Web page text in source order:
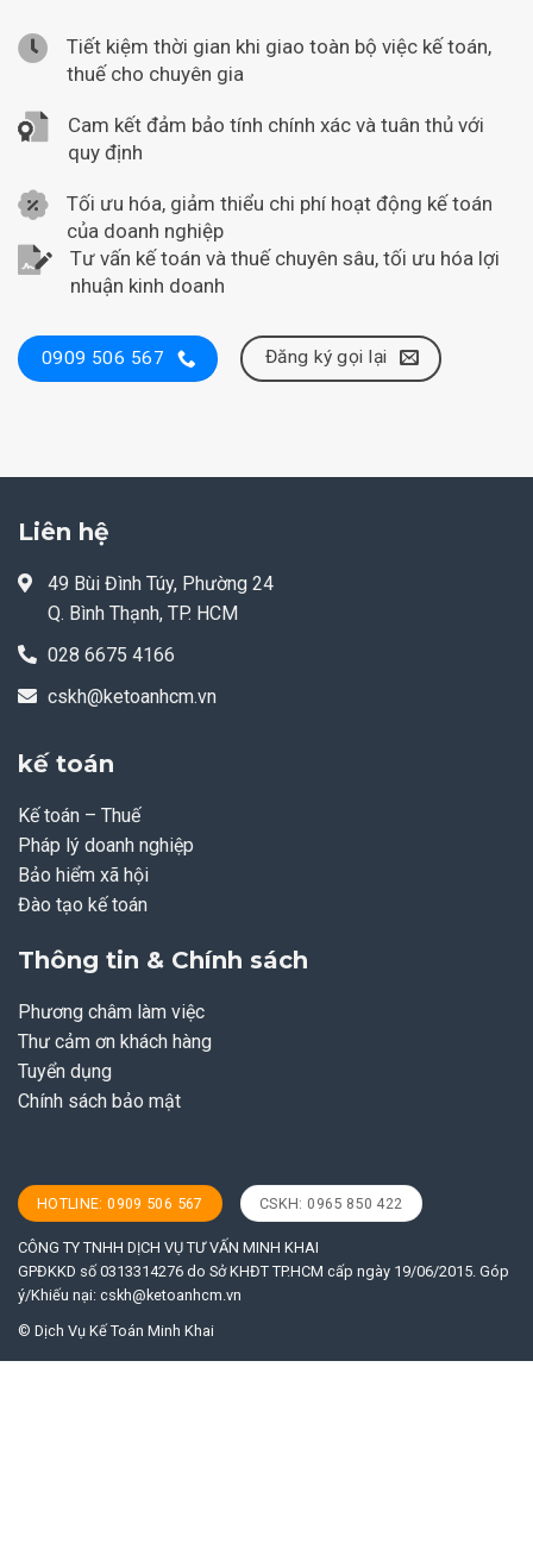
Tiết kiệm thời gian khi giao toàn bộ việc kế toán,
thuế cho chuyên gia
Cam kết đảm bảo tính chính xác và tuân thủ với
quy định
Tối ưu hóa, giảm thiểu chi phí hoạt động kế toán
của doanh nghiệp
Tư vấn kế toán và thuế chuyên sâu, tối ưu hóa lợi
nhuận kinh doanh
0909 506 567 Đăng ký gọi lại
Liên hệ
49 Bùi Đình Túy, Phường 24
Q. Bình Thạnh, TP. HCM
028 6675 4166
cskh@ketoanhcm.vn
kế toán
Kế toán – Thuế
Pháp lý doanh nghiệp
Bảo hiểm xã hội
Đào tạo kế toán
Thông tin & Chính sách
Phương châm làm việc
Thư cảm ơn khách hàng
Tuyển dụng
Chính sách bảo mật
HOTLINE: 0909 506 567 CSKH: 0965 850 422
CÔNG TY TNHH DỊCH VỤ TƯ VẤN MINH KHAI
GPĐKKD số 0313314276 do Sở KHĐT TP.HCM cấp ngày 19/06/2015. Góp
ý/Khiếu nại: cskh@ketoanhcm.vn
© Dịch Vụ Kế Toán Minh Khai